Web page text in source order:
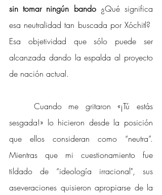
sin tomar ningún bando ¿Qué significa
esa neutralidad tan buscada por Xóchitl?
Esa objetividad que sólo puede ser
alcanzada dando la espalda al proyecto
de nación actual.
Cuando me gritaron «¡Tú estás
sesgada!» lo hicieron desde la posición
que ellos consideran como “neutra”.
Mientras que mi cuestionamiento fue
tildado de “ideología irracional", sus
aseveraciones quisieron apropiarse de la